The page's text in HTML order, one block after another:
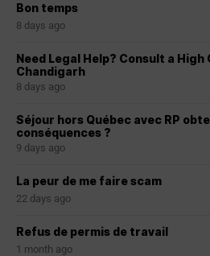
Bon temps
8 days ago
Need Legal Help? Consult a
Chandigarh
8 days ago
Séjour hors Québec avec RP
conséquences ?
9 days ago
La peur de me faire scam
22 days ago
Refus de permis de travail
1 month ago